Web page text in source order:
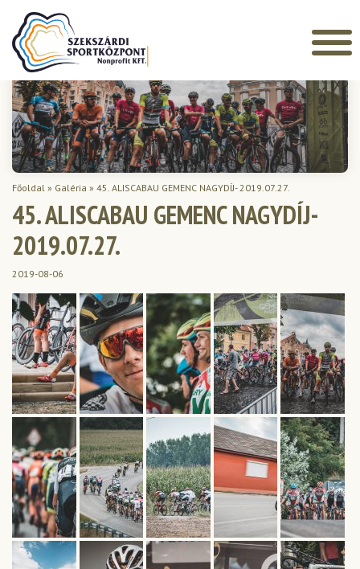
Főoldal » Galéria » 45. ALISCABAU GEMENC NAGYDÍJ- 2019.07.27.
45. ALISCABAU GEMENC NAGYDÍJ-
2019.07.27.
2019-08-06